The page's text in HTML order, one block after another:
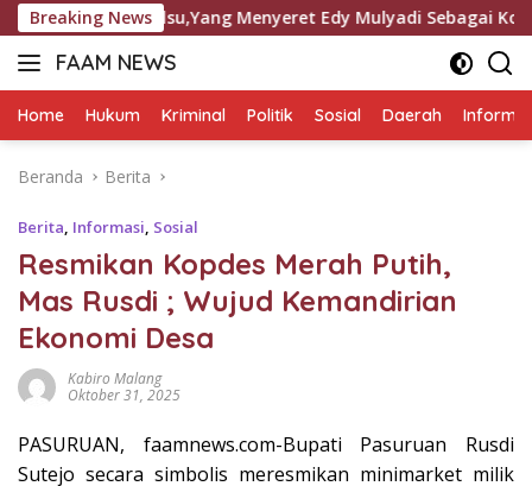
Langsung
ke
konten
Breaking NewsMenyeret Edy Mulyadi Sebagai Korban Penipuan
FAAM NEWS
Mengungkap
Mengawal
Home Hukum Kriminal Politik Sosial Daerah
Beranda Berita
Berita, Informasi, Sosial
Resmikan Kopdes Merah Putih,
Mas Rusdi ; Wujud Kemandirian
Ekonomi Desa
Kabiro Malang
Oktober 31, 2025
PASURUAN, faamnews.com-Bupati Pasuruan Rusdi
Sutejo secara simbolis meresmikan minimarket milik